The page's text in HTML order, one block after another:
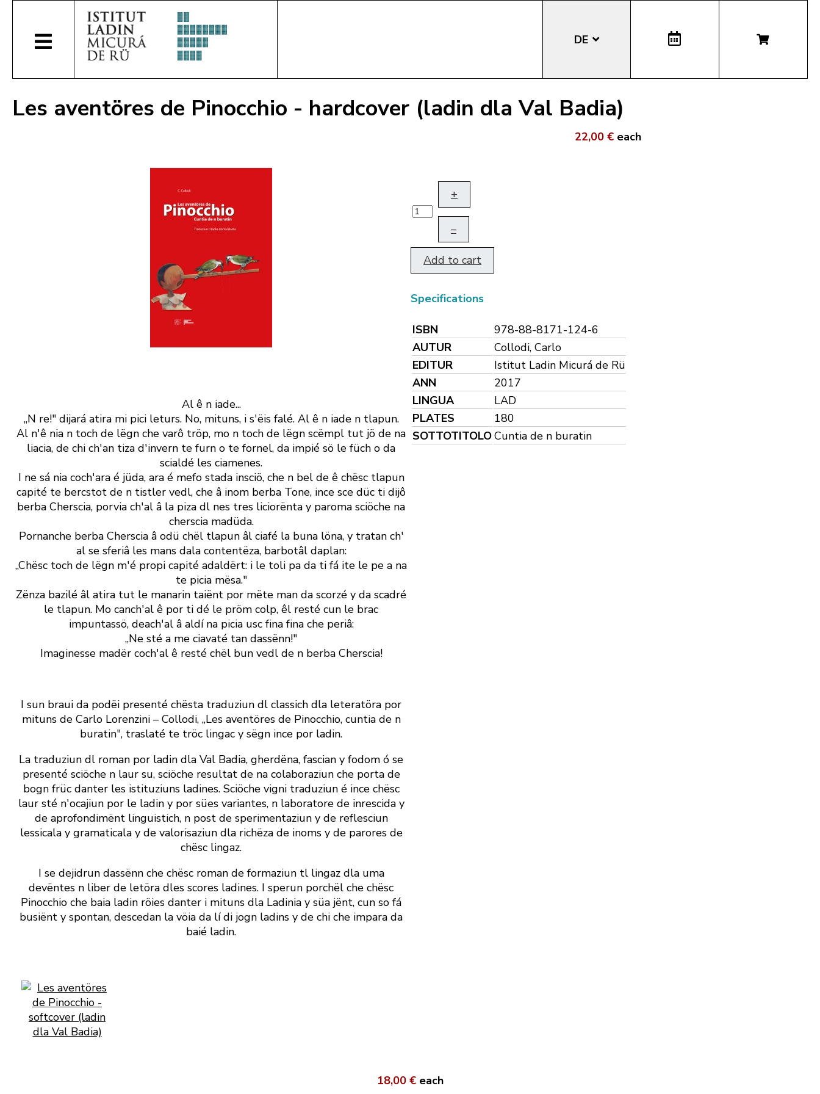
DE
IT
LA
Les aventöres de Pinocchio - hardcover (ladin dla Val Badia)
Al ê n iade...
„N re!" dijará atira mi pici leturs. No, mituns, i s' ëis falé. Al ê n iade n ­tlapun.
Al n' ê nia n toch de lëgn che varô tröp, mo n toch de lëgn scëmpl tut jö de na
liacia, de chi ch' an tiza d' invern te furn o te fornel, da impié sö le füch o da
scialdé les ciamenes.
I ne sá nia coch' ara é jüda, ara é mefo stada insciö, che n bel de ê chësc tlapun
capité te bercstot de n tistler vedl, che â inom berba Tone, ince sce düc ti dijô
berba Cherscia, porvia ch' al â la piza dl nes tres liciorënta y paroma sciöche na
cherscia madüda.
Pornanche berba Cherscia â odü chël tlapun âl ciafé la buna löna, y tratan ch'
al se sferiâ les mans dala contentëza, barbotâl daplan:
„Chësc toch de lëgn m' é propi capité adaldërt: i le toli pa da ti fá ite le pe a na
te picia mësa."
Zënza bazilé âl atira tut le manarin taiënt por mëte man da scorzé y da scadré
le tlapun. Mo canch' al ê por ti dé le pröm colp, êl resté cun le brac
impuntassö, deach' al â aldí na picia usc fina fina che periâ:
„Ne sté a me ciavaté tan dassënn!"
Imaginesse madër coch' al ê resté chël bun vedl de n berba Cherscia!
I sun braui da podëi presenté chësta traduziun dl ­classich dla leteratöra por
mituns de Carlo ­Lorenzini – Collodi, „Les aventöres de Pinocchio, cuntia de n
buratin", traslaté te tröc lingac y sëgn ince por ladin.
La traduziun dl roman por ladin dla Val Badia, gherdëna, fascian y fodom ó se
presenté sciöche n laur su, sciöche resultat de na colaboraziun che porta de
bogn früc danter les istituziuns ladines. Sciöche vigni traduziun é ince chësc
laur sté n' ocajiun por le ladin y por sües variantes, n laboratore de inrescida y
de aprofondimënt linguistich, n post de sperimentaziun y de reflesciun
lessicala y gramaticala y de valorisaziun dla richëza de inoms y de parores de
chësc lingaz.
I se dejidrun dassënn che chësc roman de formaziun tl lingaz dla uma
devëntes n liber de letöra dles scores ladines. I sperun porchël che chësc
Pinocchio che baia ladin röies danter i mituns dla Ladinia y süa jënt, cun so fá
busiënt y spontan, descedan la vöia da lí di jogn ladins y de chi che impara da
baié ladin.
22,00 € each
+
–
Add to cart
Specifications
ISBN
978-88-8171-124-6
AUTUR
Collodi, Carlo
EDITUR
Istitut Ladin Micurá de Rü
ANN
2017
LINGUA
LAD
PLATES
180
SOTTOTITOLOCuntia de n buratin
18,00 € each